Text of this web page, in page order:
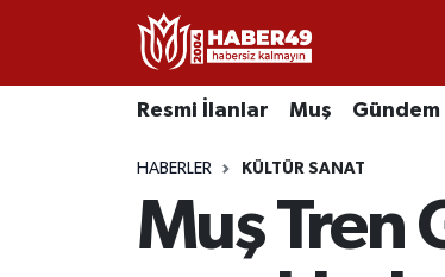
Resmi İlanlar Muş Gündem
HABERLER KÜLTÜR SANAT
Muş Tren
Resmi İlanlar
Uşak Nöbetçi Eczaneler
Uşak Namaz Vakitleri
Uşak Trafik Yoğunluk Haritası